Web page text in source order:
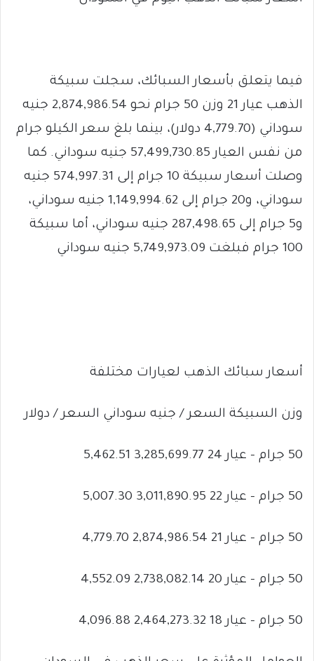
فيما يتعلق بأسعار السبائك، سجلت سبيكة
الذهب عيار 21 وزن 50 جرام نحو 2,874,986.54 جنيه
سوداني (4,779.70 دولار)، بينما بلغ سعر الكيلو جرام
من نفس العيار 57,499,730.85 جنيه سوداني. كما
وصلت أسعار سبيكة 10 جرام إلى 574,997.31 جنيه
سوداني، و20 جرام إلى 1,149,994.62 جنيه سوداني،
و5 جرام إلى 287,498.65 جنيه سوداني، أما سبيكة
100 جرام فبلغت 5,749,973.09 جنيه سوداني
أسعار سبائك الذهب لعيارات مختلفة
وزن السبيكة السعر / جنيه سوداني السعر / دولار
50 جرام – عيار 24 3,285,699.77 5,462.51
50 جرام – عيار 22 3,011,890.95 5,007.30
50 جرام – عيار 21 2,874,986.54 4,779.70
50 جرام – عيار 20 2,738,082.14 4,552.09
50 جرام – عيار 18 2,464,273.32 4,096.88